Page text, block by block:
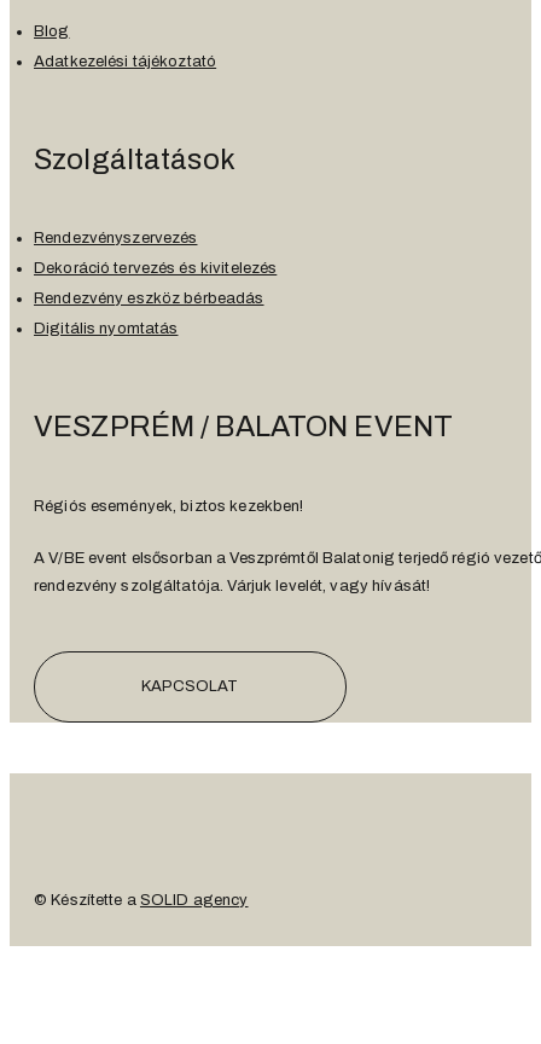
Blog
Adatkezelési tájékoztató
Szolgáltatások
Rendezvényszervezés
Dekoráció tervezés és kivitelezés
Rendezvény eszköz bérbeadás
Digitális nyomtatás
VESZPRÉM / BALATON EVENT
Régiós események, biztos kezekben!
A V/BE event elsősorban a Veszprémtől Balatonig terjedő régió vezető
rendezvény szolgáltatója. Várjuk levelét, vagy hívását!
KAPCSOLAT
© Készítette a SOLID agency